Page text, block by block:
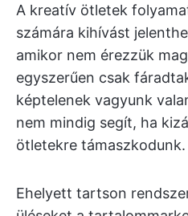
A kreatív ötletek
számára kihívást
amikor nem érezzük
egyszerűen csak
képtelenek vagyunk
nem mindig segít, ha
ötletekre támaszkodunk.
Ehelyett tartson